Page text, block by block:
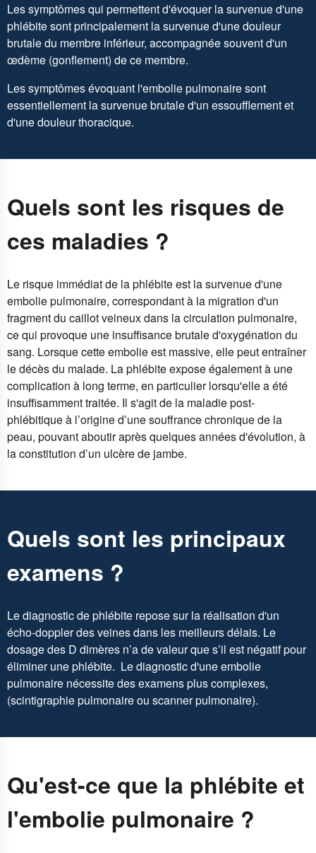
Les symptômes qui permettent d'évoquer la survenue d'une
phlébite sont principalement la survenue d'une douleur
brutale du membre inférieur, accompagnée souvent d'un
œdème (gonflement) de ce membre.
Les symptômes évoquant l'embolie pulmonaire sont
essentiellement la survenue brutale d'un essoufflement et
d'une douleur thoracique.
Quels sont les risques de
ces maladies ?
Le risque immédiat de la phlébite est la survenue d'une
embolie pulmonaire, correspondant à la migration d'un
fragment du caillot veineux dans la circulation pulmonaire,
ce qui provoque une insuffisance brutale d'oxygénation du
sang. Lorsque cette embolie est massive, elle peut entraîner
le décès du malade. La phlébite expose également à une
complication à long terme, en particulier lorsqu'elle a été
insuffisamment traitée. Il s'agit de la maladie post-
phlébitique à l’origine d’une souffrance chronique de la
peau, pouvant aboutir après quelques années d'évolution, à
la constitution d’un ulcère de jambe.
Quels sont les principaux
examens ?
Le diagnostic de phlébite repose sur la réalisation d'un
écho-doppler des veines dans les meilleurs délais. Le
dosage des D dimères n’a de valeur que s’il est négatif pour
éliminer une phlébite. Le diagnostic d'une embolie
pulmonaire nécessite des examens plus complexes,
(scintigraphie pulmonaire ou scanner pulmonaire).
Qu'est-ce que la phlébite et
l'embolie pulmonaire ?